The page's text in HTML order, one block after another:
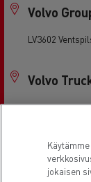
Volvo
LV3602
Volvo
LV1057
Volvo
LV-4219
jokaisen